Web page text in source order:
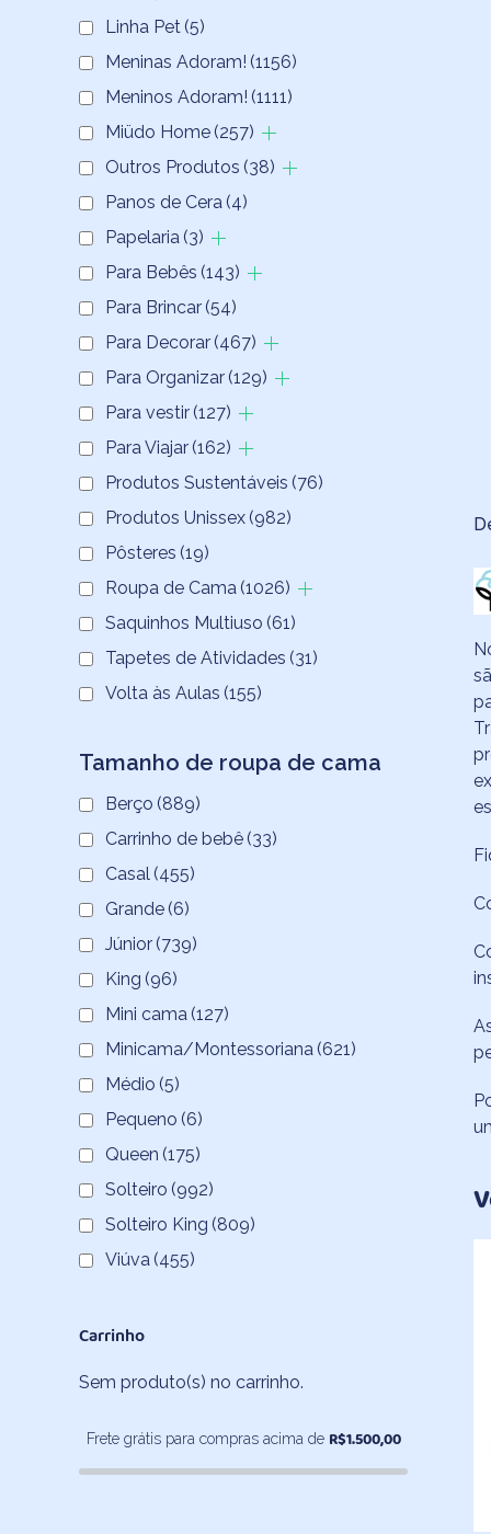
Linha Pet (5)
Meninas Adoram! (1156)
Meninos Adoram! (1111)
Miüdo Home (257)
Outros Produtos (38)
Panos de Cera (4)
Papelaria (3)
Para Bebês (143)
Para Brincar (54)
Para Decorar (467)
Para Organizar (129)
Para vestir (127)
Para Viajar (162)
Produtos Sustentáveis (76)
Produtos Unissex (982)
Pôsteres (19)
Roupa de Cama (1026)
Saquinhos Multiuso (61)
Tapetes de Atividades (31)
Volta às Aulas (155)
Tamanho de roupa de cama
Berço (889)
Carrinho de bebê (33)
Casal (455)
Grande (6)
Júnior (739)
King (96)
Mini cama (127)
Minicama/Montessoriana (621)
Médio (5)
Pequeno (6)
Queen (175)
Solteiro (992)
Solteiro King (809)
Viúva (455)
Carrinho
Sem produto(s) no carrinho.
Frete grátis para compras acima de R$1.500,00